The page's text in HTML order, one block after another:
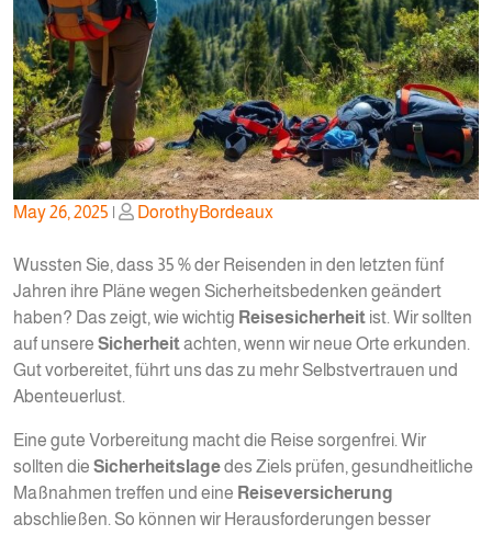
Posted
May 26, 2025 | Posted
DorothyBordeaux
Wussten Sie, dass 35 % der Reisenden in den letzten fünf
Jahren ihre Pläne wegen Sicherheitsbedenken geändert
haben? Das zeigt, wie wichtig Reisesicherheit ist. Wir sollten
auf unsere Sicherheitachten, wenn wir neue Orte erkunden.
Gut vorbereitet, führt uns das zu mehr Selbstvertrauen und
Abenteuerlust.
Eine gute Vorbereitung macht die Reise sorgenfrei. Wir
sollten die Sicherheitslagedes Ziels prüfen, gesundheitliche
Maßnahmen treffen und eine Reiseversicherung
abschließen. So können wir Herausforderungen besser